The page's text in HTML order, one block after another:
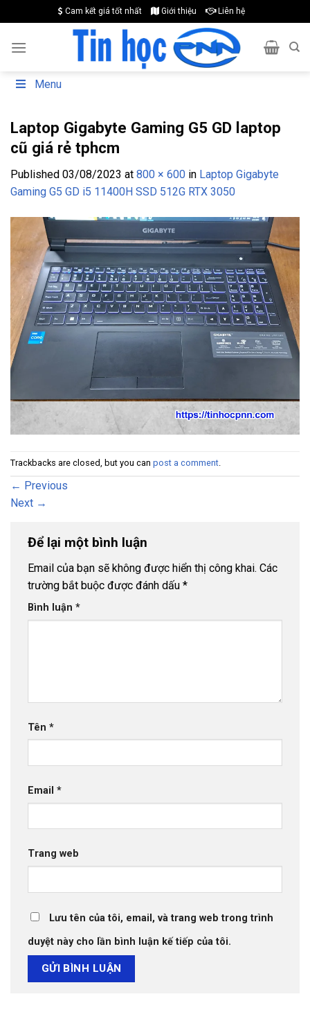
to
content
Cam kết giá tốt nhất Giới thiệu Liên hệ
Menu
Laptop Gigabyte Gaming G5 GD laptop
cũ giá rẻ tphcm
Published 03/08/2023 at 800 × 600 in Laptop Gigabyte
Gaming G5 GD i5 11400H SSD 512G RTX 3050
Trackbacks are closed, but you can post a comment.
← Previous
Next →
Để lại một bình luận
Email của bạn sẽ không được hiển thị công khai. Các
trường bắt buộc được đánh dấu *
Bình luận *
Tên *
Email *
Trang web
Lưu tên của tôi, email, và trang web trong trình
duyệt này cho lần bình luận kế tiếp của tôi.